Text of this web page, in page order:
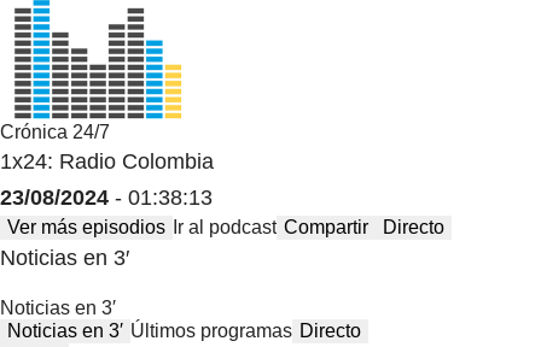
Crónica 24/7
1x24: Radio Colombia
23/08/2024 - 01:38:13
Ver más episodios Ir al podcast Compartir Directo
Noticias en 3′
Noticias en 3′
Noticias en 3′ Últimos programas Directo